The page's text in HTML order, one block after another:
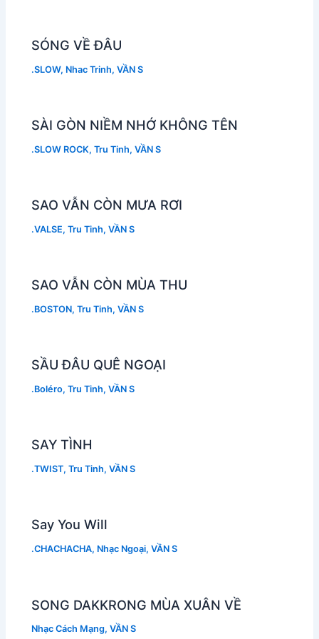
SÓNG VỀ ĐÂU
.SLOW, Nhac Trinh,VẦN S
SÀI GÒN NIỀM NHỚ KHÔNG TÊN
.SLOW ROCK,Tru Tinh,VẦN S
SAO VẪN CÒN MƯA RƠI
.VALSE,Tru Tinh,VẦN S
SAO VẪN CÒN MÙA THU
.BOSTON,Tru Tinh,VẦN S
SẦU ĐÂU QUÊ NGOẠI
.Boléro,Tru Tinh,VẦN S
SAY TÌNH
.TWIST,Tru Tinh,VẦN S
Say You Will
.CHACHACHA, Nhạc Ngoại,VẦN S
SONG DAKKRONG MÙA XUÂN VỀ
Nhạc Cách Mạng,VẦN S